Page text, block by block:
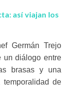
así viajan los
Germán Trejo
un diálogo entre
brasas y una
temporalidad de